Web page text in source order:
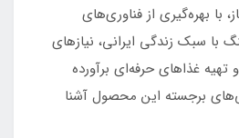
با بهره‌گیری از فناوری‌های
با سبک زندگی ایرانی، نیازهای
تهیه غذاهای حرفه‌ای برآورده
برجسته این محصول آشنا